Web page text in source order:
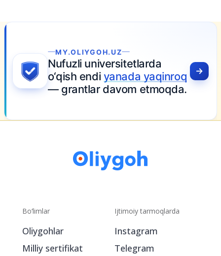
MY.OLIYGOH.UZ
Nufuzli universitetlarda
— grantlar davom etmoqda.